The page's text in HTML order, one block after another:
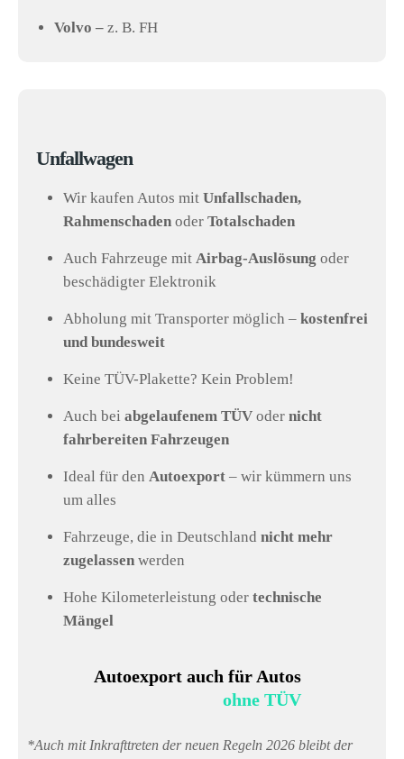
Volvo – z. B. FH
Unfallwagen
Wir kaufen Autos mit Unfallschaden,
Rahmenschaden oder Totalschaden
Auch Fahrzeuge mit Airbag-Auslösung oder
beschädigter Elektronik
Abholung mit Transporter möglich – kostenfrei
und bundesweit
Keine TÜV-Plakette? Kein Problem!
Auch bei abgelaufenem TÜV oder nicht
fahrbereiten Fahrzeugen
Ideal für den Autoexport – wir kümmern uns
um alles
Fahrzeuge, die in Deutschland nicht mehr
zugelassen werden
Hohe Kilometerleistung oder technische
Mängel
Autoexport auch für Autos
ohne TÜV
*Auch mit Inkrafttreten der neuen Regeln 2026 bleibt der